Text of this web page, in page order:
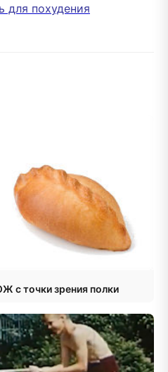
для похудения
с точки зрения полки